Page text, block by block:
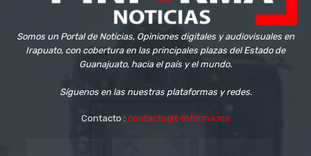
Somos un Portal de Noticias, Opiniones digitales y audiovisuales en
Irapuato, con cobertura en las principales plazas del Estado de
Guanajuato, hacia el país y el mundo.
Síguenos en las nuestras plataformas y redes.
Contacto : contacto@t-informa.mx